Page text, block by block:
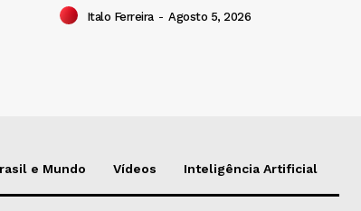
Italo Ferreira - Agosto 5, 2026
e Mundo Vídeos Inteligência Artificial